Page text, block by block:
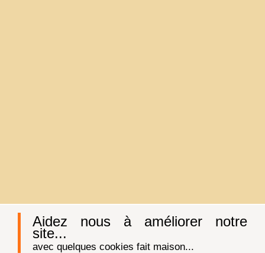
Aidez nous à améliorer notre
site...
avec quelques cookies fait maison...